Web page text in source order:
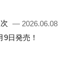
— 2026.06.08
日発売！